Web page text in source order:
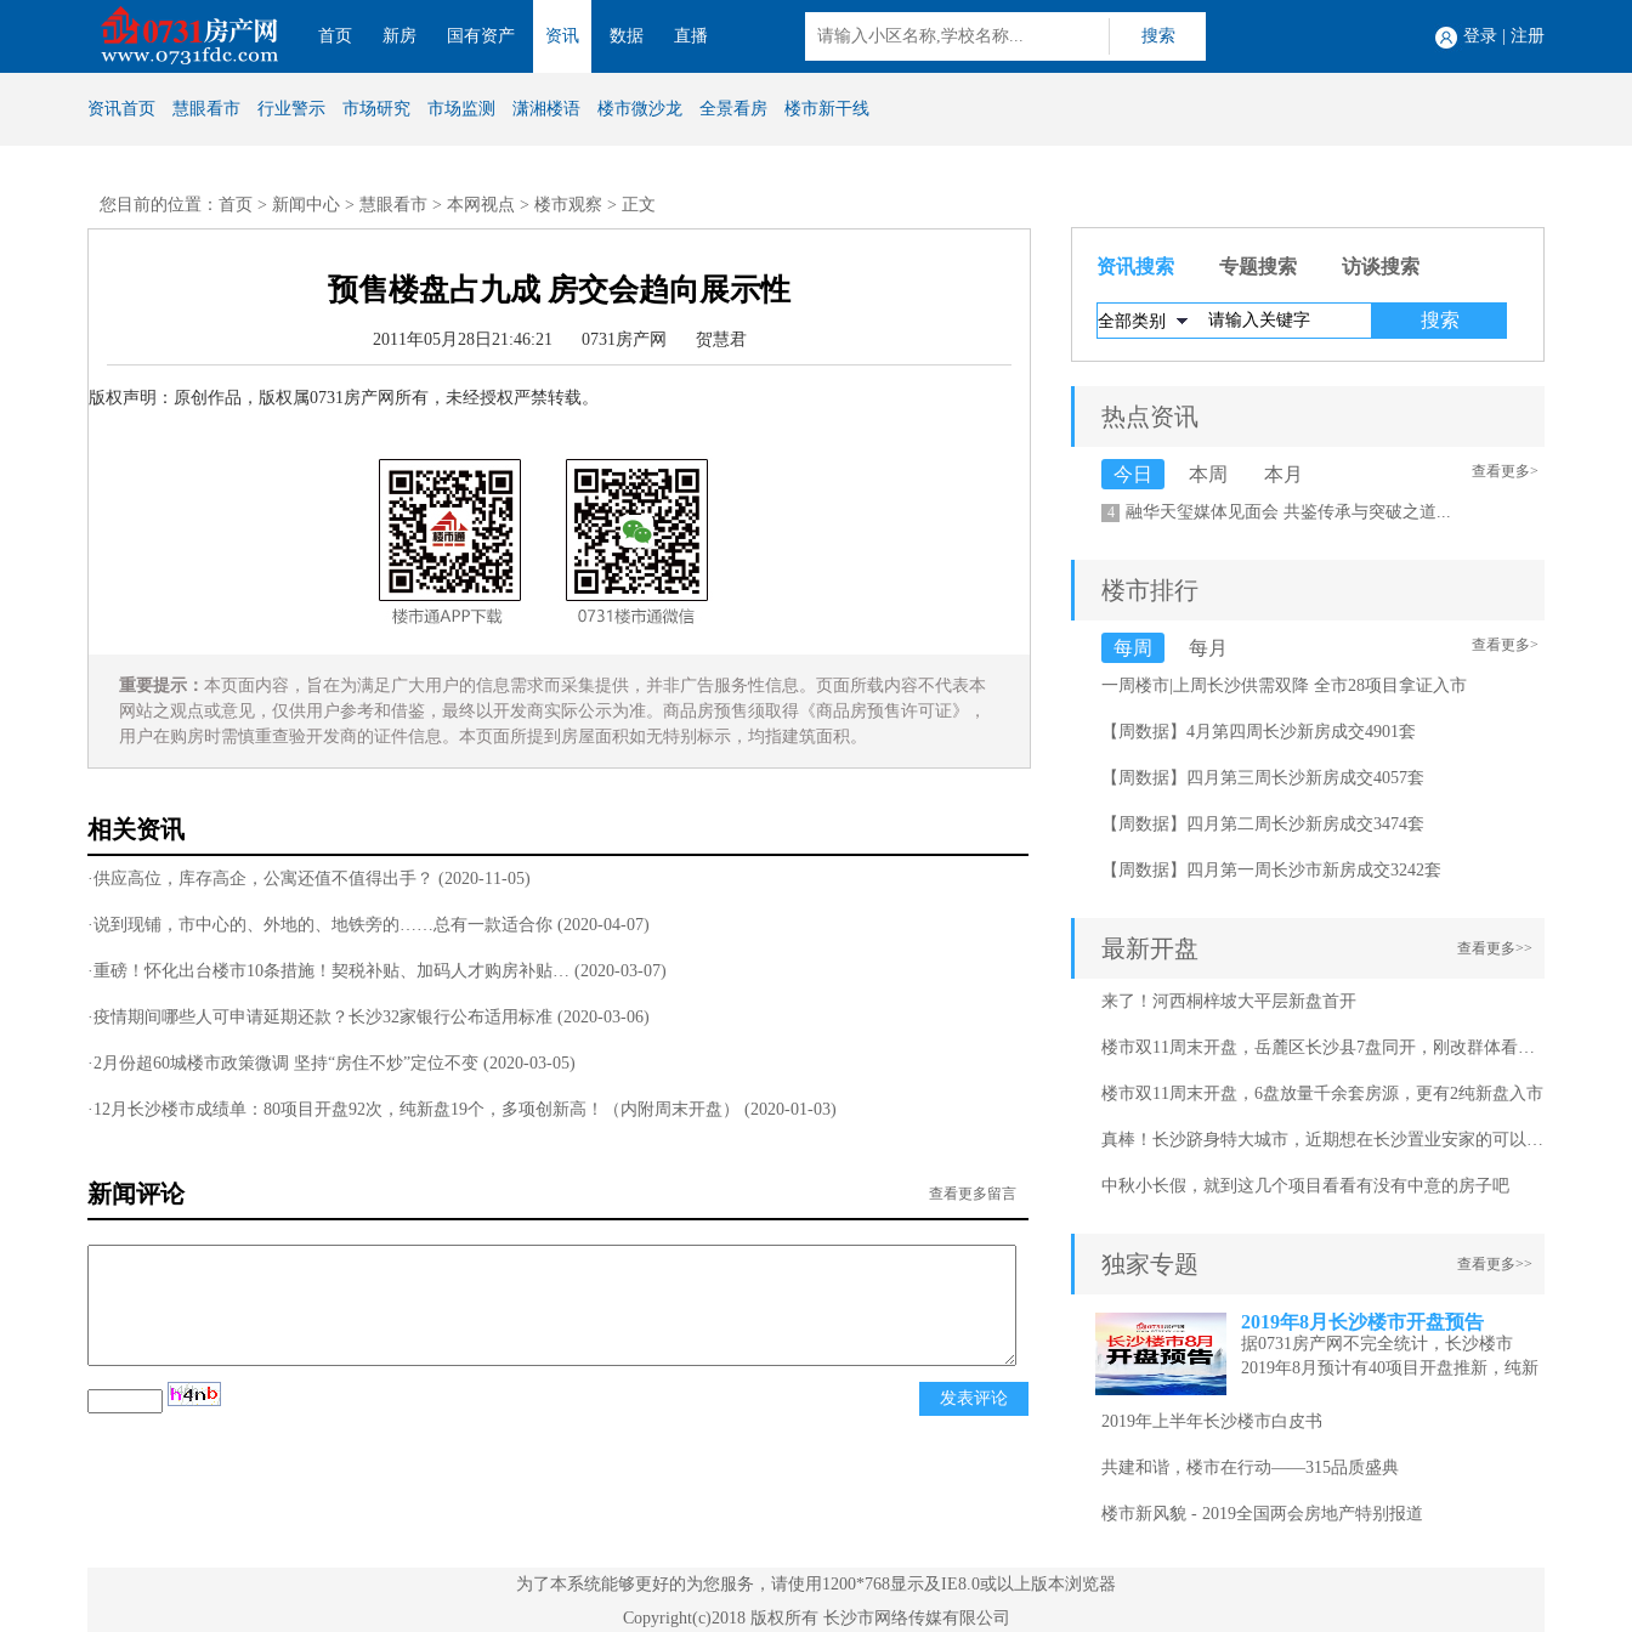
首页 新房 国有资产 资讯 数据 直播 搜索 登录 注册
资讯首页 慧眼看市 行业警示 市场研究 市场监测 潇湘楼语 楼市微沙龙 全景看房 楼市新干线
您目前的位置：首页 > 新闻中心 > 慧眼看市 > 本网视点 > 楼市观察 > 正文
预售楼盘占九成 房交会趋向展示性
2011年05月28日21:46:21 0731房产网 贺慧君
版权声明：原创作品，版权属0731房产网所有，未经授权严禁转载。
重要提示： 本页面内容，旨在为满足广大用户的信息需求而采集提供，并非广告服务性信息。页面所载内容不代表本
网站之观点或意见，仅供用户参考和借鉴，最终以开发商实际公示为准。商品房预售须取得《商品房预售许可证》，
用户在购房时需慎重查验开发商的证件信息。本页面所提到房屋面积如无特别标示，均指建筑面积。
相关资讯
·供应高位，库存高企，公寓还值不值得出手？ (2020-11-05)
·说到现铺，市中心的、外地的、地铁旁的……总有一款适合你 (2020-04-07)
·重磅！怀化出台楼市10条措施！契税补贴、加码人才购房补贴… (2020-03-07)
·疫情期间哪些人可申请延期还款？长沙32家银行公布适用标准 (2020-03-06)
·2月份超60城楼市政策微调 坚持“房住不炒”定位不变 (2020-03-05)
·12月长沙楼市成绩单：80项目开盘92次，纯新盘19个，多项创新高！（内附周末开盘） (2020-01-03)
查看更多留言
新闻评论
资讯搜索 专题搜索 访谈搜索
热点资讯
查看更多>
今日 本周 本月
4 融华天玺媒体见面会 共鉴传承与突破之道...
楼市排行
查看更多>
每周 每月
一周楼市|上周长沙供需双降 全市28项目拿证入市
【周数据】4月第四周长沙新房成交4901套
【周数据】四月第三周长沙新房成交4057套
【周数据】四月第二周长沙新房成交3474套
【周数据】四月第一周长沙市新房成交3242套
最新开盘 查看更多>>
来了！河西桐梓坡大平层新盘首开
楼市双11周末开盘，岳麓区长沙县7盘同开，刚改群体看过来！
楼市双11周末开盘，6盘放量千余套房源，更有2纯新盘入市
真棒！长沙跻身特大城市，近期想在长沙置业安家的可以看看这几个项目
中秋小长假，就到这几个项目看看有没有中意的房子吧
独家专题 查看更多>>
2019年8月长沙楼市开盘预告
据0731房产网不完全统计，长沙楼市
2019年8月预计有40项目开盘推新，纯新
2019年上半年长沙楼市白皮书
共建和谐，楼市在行动——315品质盛典
楼市新风貌 - 2019全国两会房地产特别报道
为了本系统能够更好的为您服务，请使用1200*768显示及IE8.0或以上版本浏览器
Copyright(c)2018 版权所有 长沙市网络传媒有限公司